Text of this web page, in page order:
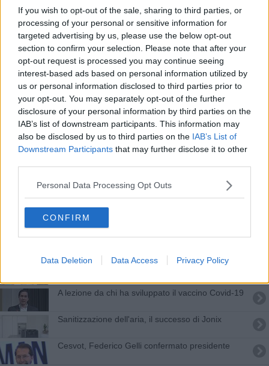
If you wish to opt-out of the sale, sharing to third parties, or
processing of your personal or sensitive information for
targeted advertising by us, please use the below opt-out
section to confirm your selection. Please note that after your
opt-out request is processed you may continue seeing
interest-based ads based on personal information utilized by
us or personal information disclosed to third parties prior to
your opt-out. You may separately opt-out of the further
disclosure of your personal information by third parties on the
IAB’s list of downstream participants. This information may
also be disclosed by us to third parties on the IAB’s List of
Downstream Participants that may further disclose it to other
Personal Data Processing Opt Outs
CONFIRM
Data Deletion Data Access Privacy Policy
Il "cavallo di Troia" che stermina i super-batteri
Covid, nel Pisano altri 8 decessi e 354 nuovi casi
"Emergenza sanitaria nelle Rsa di Pisa"
Coronavirus, altre due morti e 41 nuovi casi
Covid, nuovo decesso nel Pisano, calano i
ricoveri
Covid, in provincia di Pisa un giorno senza morti
Covid, tregua finita, altre 5 vittime nel Pisano
Stella Maris, dopo tre mesi chiude la bolla Covid
Anticorpi monoclonali, ecco l'ambulatorio dedicato
A lezione da chi ha sviluppato il vaccino Covid-19
Sanitizzazione dell'aria, il successo di Jonix
Cesvot, Federico Gelli confermato presidente